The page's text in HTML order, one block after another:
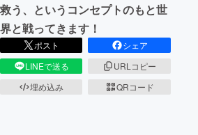
救う、というコンセプトのもと世
界と戦ってきます！
ポスト
シェア
LINEで送る
URLコピー
埋め込み
QRコード